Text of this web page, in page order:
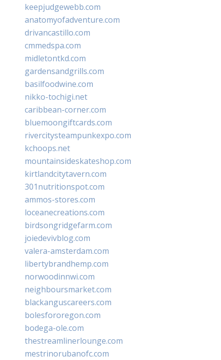
keepjudgewebb.com
anatomyofadventure.com
drivancastillo.com
cmmedspa.com
midletontkd.com
gardensandgrills.com
basilfoodwine.com
nikko-tochigi.net
caribbean-corner.com
bluemoongiftcards.com
rivercitysteampunkexpo.com
kchoops.net
mountainsideskateshop.com
kirtlandcitytavern.com
301nutritionspot.com
ammos-stores.com
loceanecreations.com
birdsongridgefarm.com
joiedevivblog.com
valera-amsterdam.com
libertybrandhemp.com
norwoodinnwi.com
neighboursmarket.com
blackanguscareers.com
bolesfororegon.com
bodega-ole.com
thestreamlinerlounge.com
mestrinorubanofc.com